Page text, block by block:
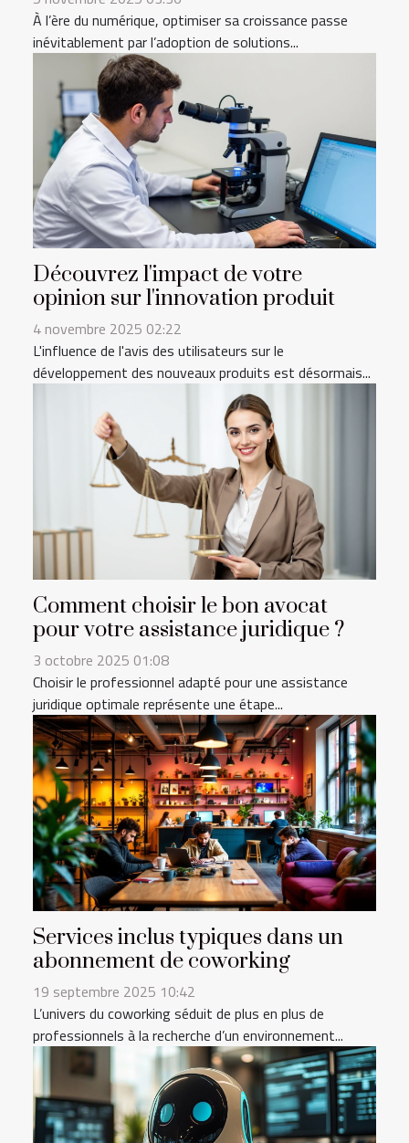
À l’ère du numérique, optimiser sa croissance passe
inévitablement par l’adoption de solutions...
Découvrez l'impact de votre
opinion sur l'innovation produit
4 novembre 2025 02:22
L'influence de l'avis des utilisateurs sur le
développement des nouveaux produits est désormais...
Comment choisir le bon avocat
pour votre assistance juridique ?
3 octobre 2025 01:08
Choisir le professionnel adapté pour une assistance
juridique optimale représente une étape...
Services inclus typiques dans un
abonnement de coworking
19 septembre 2025 10:42
L’univers du coworking séduit de plus en plus de
professionnels à la recherche d’un environnement...